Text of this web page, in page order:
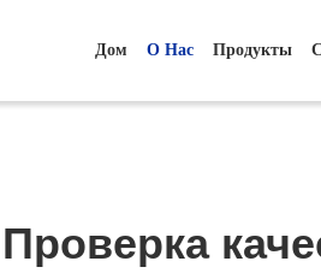
Дом О Нас Продукты
Проверка